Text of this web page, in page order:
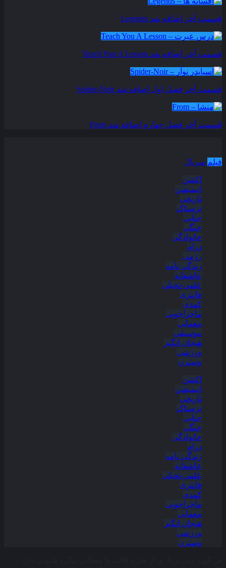
قسمت آخر اضافه شد Legends
قسمت آخر اضافه شد Teach You A Lesson
قسمت آخر فصل اول اضافه شد Spider-Noir
قسمت آخر فصل چهارم اضافه شد From
فیلم سریال
اکشن
انیمیشن
تاریخی
ترسناک
جنایی
جنگی
خانوادگی
درام
رزمی
زندگی نامه
عاشقانه
علمی-تخیلی
فانتزی
کمدی
ماجراجویی
معمایی
موسیقی
هیجان انگیز
ورزشی
وسترن
اکشن
انیمیشن
تاریخی
ترسناک
جنایی
جنگی
خانوادگی
درام
زندگی نامه
عاشقانه
علمی-تخیلی
فانتزی
کمدی
ماجراجویی
معمایی
هیجان انگیز
ورزشی
وسترن